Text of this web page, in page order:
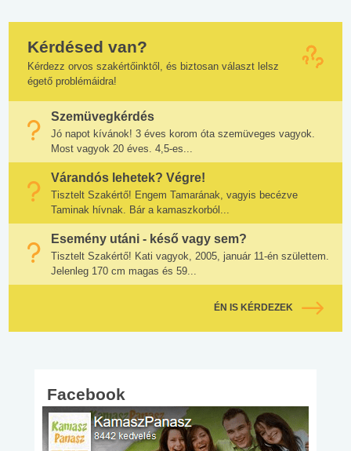
Kérdésed van?
Kérdezz orvos szakértőinktől, és biztosan választ lelsz
égető problémáidra!
Szemüvegkérdés
Jó napot kívánok! 3 éves korom óta szemüveges vagyok.
Most vagyok 20 éves. 4,5-es...
Várandós lehetek? Végre!
Tisztelt Szakértő! Engem Tamarának, vagyis becézve
Taminak hívnak. Bár a kamaszkorból...
Esemény utáni - késő vagy sem?
Tisztelt Szakértő! Kati vagyok, 2005, január 11-én születtem.
Jelenleg 170 cm magas és 59...
ÉN IS KÉRDEZEK
Facebook